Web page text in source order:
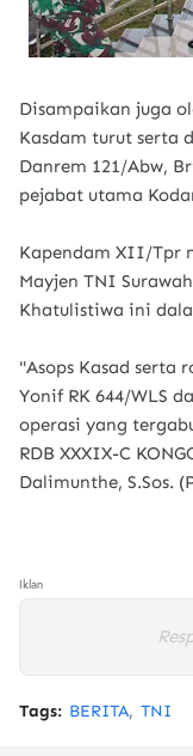
Disampaikan juga
Kasdam turut serta
Danrem 121/Abw,
pejabat utama
Kapendam XII/Tpr
Mayjen TNI
Khatulistiwa ini
"Asops Kasad serta
Yonif RK 644/WLS
operasi yang
RDB XXXIX-C
Dalimunthe, S.Sos.
Iklan
Tags: BERITA TNI